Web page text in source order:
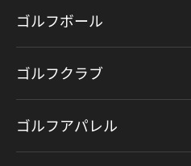
ゴルフボール
ゴルフクラブ
ゴルフアパレル